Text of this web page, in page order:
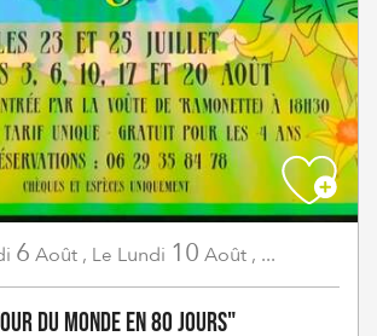
6 Août , Le Lundi 10 Août , ...
du monde en 80 jours"